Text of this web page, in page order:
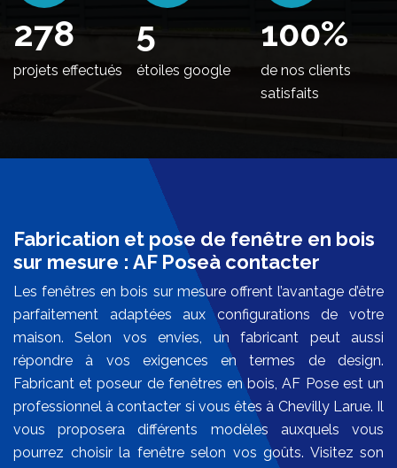
348
projets effectués
5
étoiles google
100%
de nos clients
satisfaits
Fabrication et pose de fenêtre en bois
sur mesure : AF Poseà contacter
Les fenêtres en bois sur mesure offrent l’avantage d’être
parfaitement adaptées aux configurations de votre
maison. Selon vos envies, un fabricant peut aussi
répondre à vos exigences en termes de design.
Fabricant et poseur de fenêtres en bois, AF Pose est un
professionnel à contacter si vous êtes à Chevilly Larue. Il
vous proposera différents modèles auxquels vous
pourrez choisir la fenêtre selon vos goûts. Visitez son